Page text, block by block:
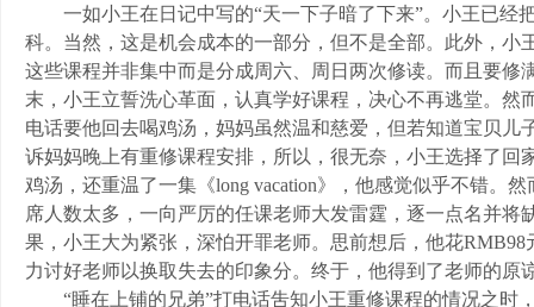
一如小王在日记中写的“天一下子暗了下来”。小王已经
科。当然，这是机会成本的一部分，但不是全部。此外，
这些课程并非集中而是分成周六、周日两次修读。而且要
末，小王立誓洗心革面，认真学好课程，决心不再逃堂。然
电话要他回去喝鸡汤，妈妈虽然温和慈爱，但若知道宝贝
诉妈妈晚上有重修课程安排，所以，很无奈，小王选择了
鸡汤，还重温了一集《long vacation》，他感觉似乎不错。
席人数太多，一向严厉的任课老师大发雷霆，逐一点名并将
果，小王大为紧张，深怕开罪老师。思前想后，他花
力讨好老师以换取失去的印象分。终于，他得到了老师的原
“睡在上铺的兄弟”打电话吿知小王重修课程的情况之时